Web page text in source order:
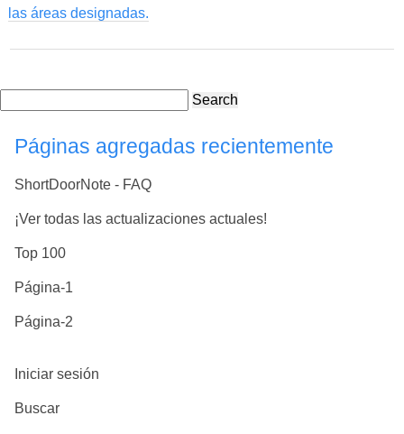
las áreas designadas.
Search
Páginas agregadas recientemente
ShortDoorNote - FAQ
¡Ver todas las actualizaciones actuales!
Top 100
Página-1
Página-2
Iniciar sesión
Buscar